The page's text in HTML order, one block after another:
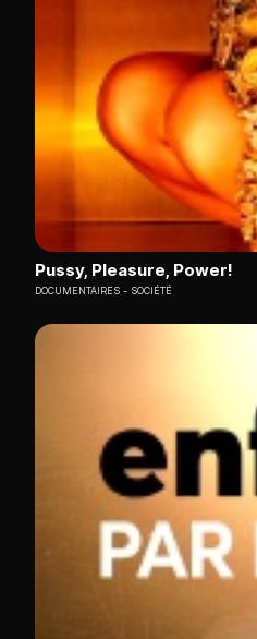
Pussy, Pleasure, Power!
DOCUMENTAIRES SOCIÉTÉ